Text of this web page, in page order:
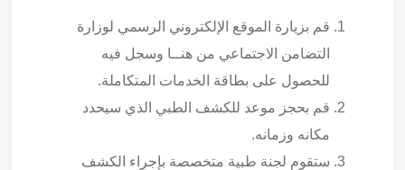
قم بزيارة الموقع الإلكتروني الرسمي لوزارة
التضامن الاجتماعي من هنــا وسجل فيه
للحصول على بطاقة الخدمات المتكاملة.
قم بحجز موعد للكشف الطبي الذي سيحدد
مكانه وزمانه.
ستقوم لجنة طبية متخصصة بإجراء الكشف